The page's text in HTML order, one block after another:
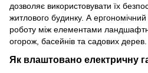
дозволяє використовувати їх
житлового будинку. А
роботу між елементами
огорож, басейнів та садових дерев.
Як влаштовано електричну